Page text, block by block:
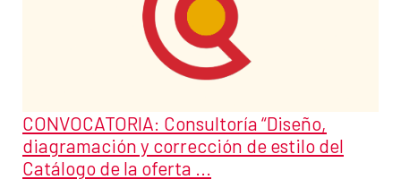
CONVOCATORIA: Consultoría “Diseño,
diagramación y corrección de estilo del
Catálogo de la oferta ...